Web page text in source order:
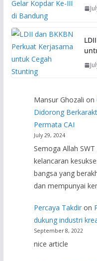
Mansur Ghozali on
Didorong
Permata CAI
July 29, 2024
Semoga Allah
kelancaran
bangsa yang
dan mempunyai
Percaya Takdir on
dukung industri
September 8, 2022
nice article